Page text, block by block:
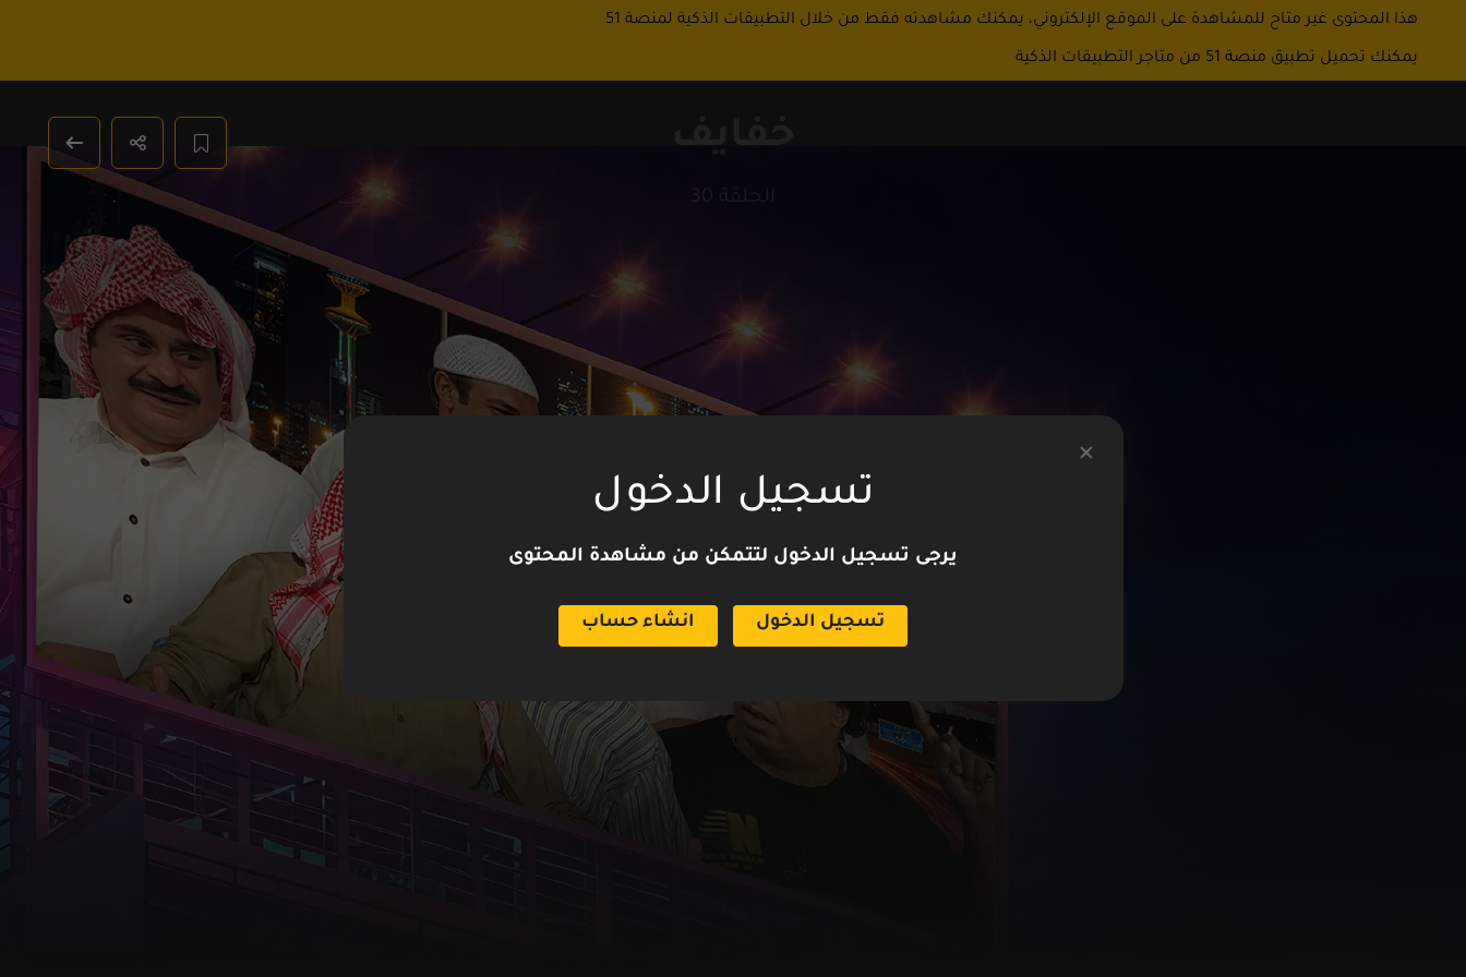
هذا المحتوى غير متاح للمشاهدة على الموقع الإلكتروني، يمكنك مشاهدته فقط من خلال التطبيقات الذكية لمنصة 51
يمكنك تحميل تطبيق منصة 51 من متاجر التطبيقات الذكية
تسجيل الدخول
يرجى تسجيل الدخول لتتمكن من مشاهدة المحتوى
تسجيل الدخول انشاء حساب